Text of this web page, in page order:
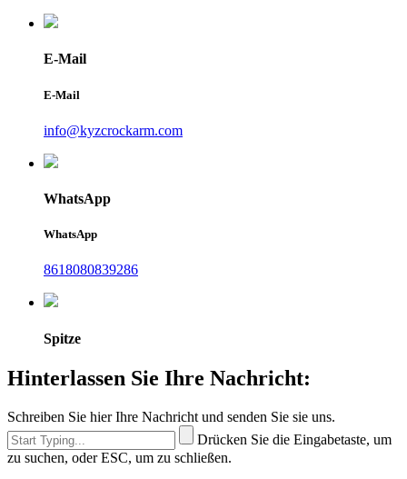
E-Mail
E-Mail
info@kyzcrockarm.com
WhatsApp
WhatsApp
8618080839286
Spitze
Hinterlassen Sie Ihre Nachricht:
Schreiben Sie hier Ihre Nachricht und senden Sie sie uns.
Drücken Sie die Eingabetaste, um
zu suchen, oder ESC, um zu schließen.